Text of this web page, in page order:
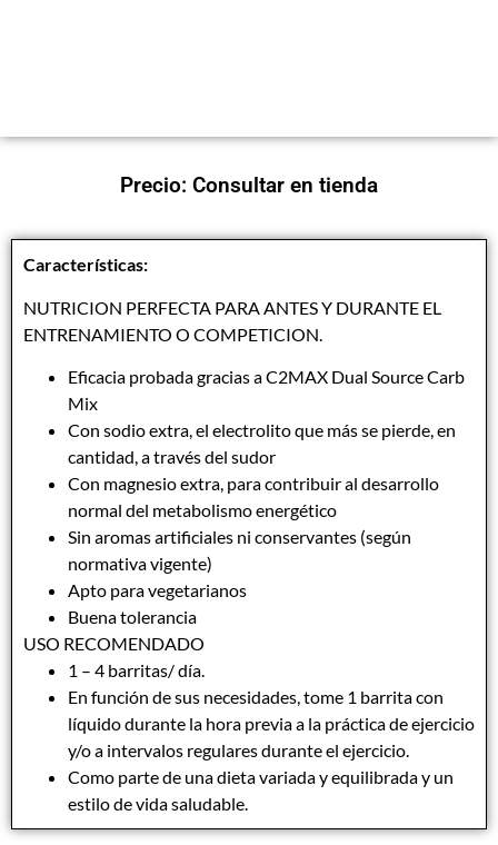
Precio: Consultar en tienda
Características:
NUTRICION PERFECTA PARA ANTES Y DURANTE EL
ENTRENAMIENTO O COMPETICION.
Eficacia probada gracias a C2MAX Dual Source Carb
Mix
Con sodio extra, el electrolito que más se pierde, en
cantidad, a través del sudor
Con magnesio extra, para contribuir al desarrollo
normal del metabolismo energético
Sin aromas artificiales ni conservantes (según
normativa vigente)
Apto para vegetarianos
Buena tolerancia
USO RECOMENDADO
1 – 4 barritas/ día.
En función de sus necesidades, tome 1 barrita con
líquido durante la hora previa a la práctica de ejercicio
y/o a intervalos regulares durante el ejercicio.
Como parte de una dieta variada y equilibrada y un
estilo de vida saludable.